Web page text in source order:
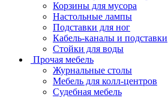
Корзины для мусора
Настольные лампы
Подставки для ног
Кабель-каналы и подставки
Стойки для воды
Прочая мебель
Журнальные столы
Мебель для колл-центров
Судебная мебель